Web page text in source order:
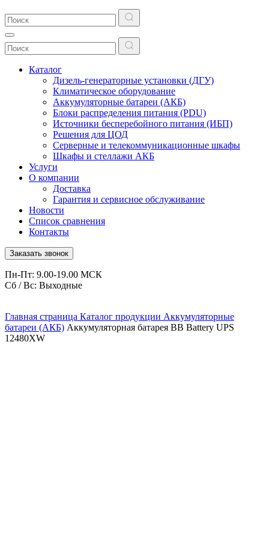
Каталог
Дизель-генераторные установки (ДГУ)
Климатическое оборудование
Аккумуляторные батареи (АКБ)
Блоки распределения питания (PDU)
Источники бесперебойного питания (ИБП)
Решения для ЦОД
Серверные и телекоммуникационные шкафы
Шкафы и стеллажи АКБ
Услуги
О компании
Доставка
Гарантия и сервисное обслуживание
Новости
Список сравнения
Контакты
Заказать звонок
Пн-Пт: 9.00-19.00 МСК
Сб / Вс: Выходные
Главная страница Каталог продукции Аккумуляторные
батареи (АКБ) Аккумуляторная батарея BB Battery UPS
12480XW